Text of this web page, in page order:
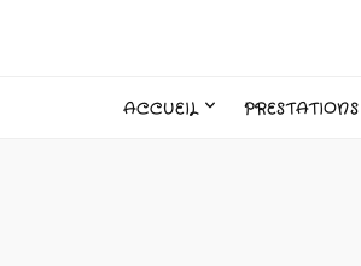
ACCUEIL PRESTATIONS